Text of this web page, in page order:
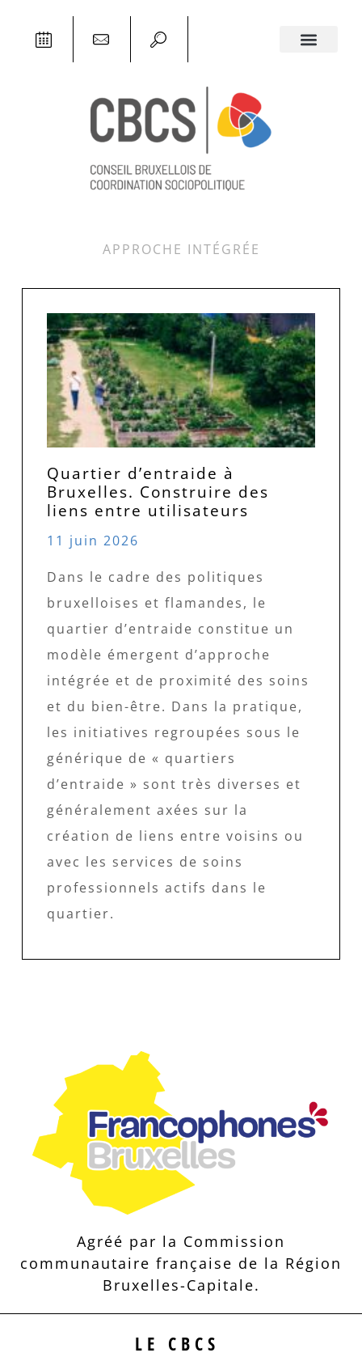
APPROCHE INTÉGRÉE
Quartier d’entraide à
Bruxelles. Construire des
liens entre utilisateurs
11 juin 2026
Dans le cadre des politiques
bruxelloises et flamandes, le
quartier d’entraide constitue un
modèle émergent d’approche
intégrée et de proximité des soins
et du bien-être. Dans la pratique,
les initiatives regroupées sous le
générique de « quartiers
d’entraide » sont très diverses et
généralement axées sur la
création de liens entre voisins ou
avec les services de soins
professionnels actifs dans le
quartier.
Agréé par la Commission
communautaire française de la Région
Bruxelles-Capitale.
LE CBCS